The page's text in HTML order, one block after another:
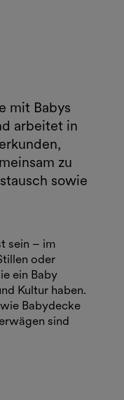
mit Babys
arbeitet in
zu
sowie
sein – im
oder
ein Baby
Kultur haben.
Babydecke
sind